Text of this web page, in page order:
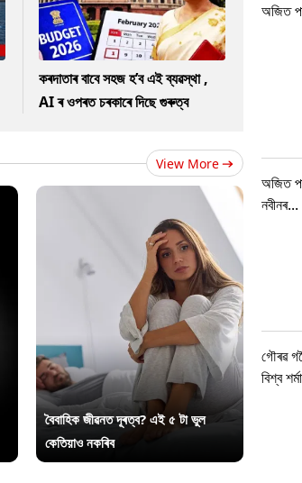
কৰদাতাৰ বাবে সহজ হ’ব এই ব্যৱস্থা ,
AI ৰ ওপৰত চৰকাৰে দিছে গুৰুত্ব
View More
বৈবাহিক জীৱনত দূৰত্ব? এই ৫ টা ভুল
কেতিয়াও নকৰিব
অজিত
অজিত
নবীনৰ...
গৌৰৱ
বিশ্ব